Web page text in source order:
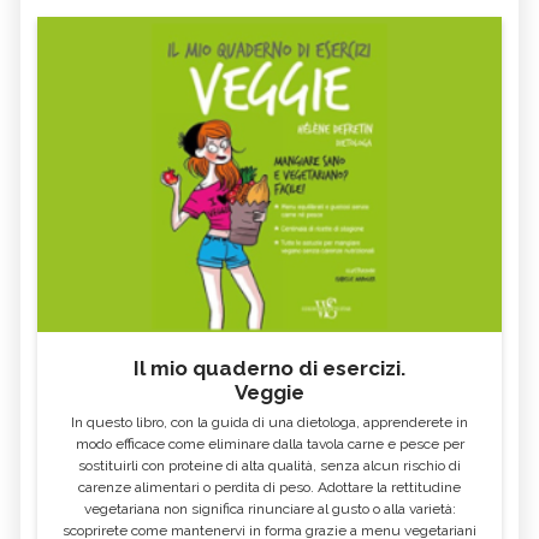
MEDICINA ANTROPOSOFICA,
MEDICINA AYURVEDICA,
DESCRIZIONE E UTILIZZO
LITOTERAPIA, DESCRIZIONE E
UTILIZZO
MUSICOTERAPIA, DESCRIZIONE E
MEDICINA NATURALE
COMPLEMENTARE
FLORITERAPIA, DESCRIZIONE E
FANGOTERAPIA, DESCRIZIONE E
UTILIZZO
TALASSOTERAPIA, DESCRIZIONE E
RADIONICA, DESCRIZIONE E
UTILIZZO
BIOENERGETICA
MEDITAZIONE, TECNICHE E
IDROKINESITERAPIA, DESCRIZIONE E
MEDICINA PSICOSOMATICA,
DESCRIZIONE E UTILIZZO
MICOTERAPIA, DESCRIZIONE E
UTILIZZO
Il mio quaderno di esercizi.
Veggie
In questo libro, con la guida di una dietologa, apprenderete in
modo efficace come eliminare dalla tavola carne e pesce per
sostituirli con proteine di alta qualità, senza alcun rischio di
carenze alimentari o perdita di peso. Adottare la rettitudine
vegetariana non significa rinunciare al gusto o alla varietà:
scoprirete come mantenervi in forma grazie a menu vegetariani